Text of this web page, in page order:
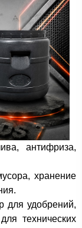
антифриза,
хранение
для удобрений,
технических